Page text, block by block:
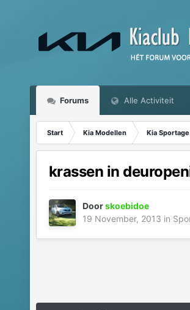
Forums Alle Activiteit
Start Kia Modellen Kia Sportage
krassen in
Doorskoebidoe
19 November, 2013 in